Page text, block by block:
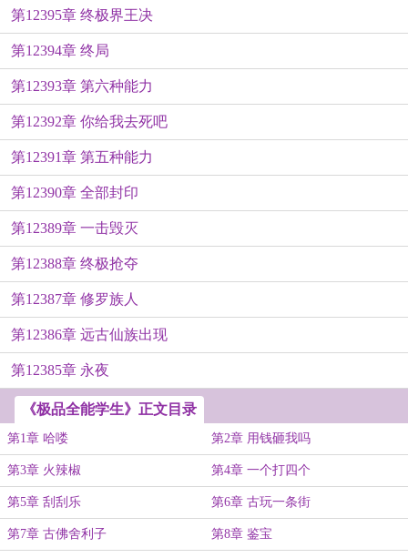
第12395章 终极界王决
第12394章 终局
第12393章 第六种能力
第12392章 你给我去死吧
第12391章 第五种能力
第12390章 全部封印
第12389章 一击毁灭
第12388章 终极抢夺
第12387章 修罗族人
第12386章 远古仙族出现
第12385章 永夜
《极品全能学生》正文目录
第1章 哈喽 第2章 用钱砸我吗
第3章 火辣椒 第4章 一个打四个
第5章 刮刮乐 第6章 古玩一条街
第7章 古佛舍利子 第8章 鉴宝